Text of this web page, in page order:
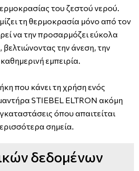
του ζεστού νερού.
τη θερμοκρασία μόνο από τον
να την προσαρμόζει εύκολα
την άνεση, την
εμπειρία.
που κάνει τη χρήση ενός
STIEBEL ELTRON ακόμη
όπου απαιτείται
σημεία.
δεδομένων